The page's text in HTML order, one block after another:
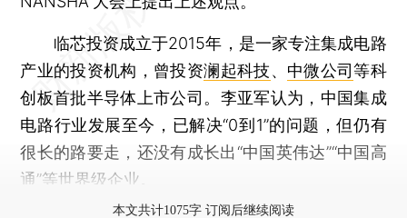
临芯投资成立于2015年，是一家专注集成电路
产业的投资机构，曾投资澜起科技、 中微公司等科
创板首批半导体上市公司。李亚军认为，中国集成
电路行业发展至今，已解决“0到1”的问题，但仍有
很长的路要走，还没有成长出“中国英伟达”“中国高
通”等世界级企业。
本文共计1075字 订阅后继续阅读